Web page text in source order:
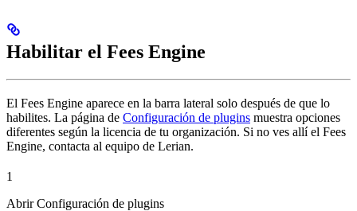
Habilitar el Fees Engine
El Fees Engine aparece en la barra lateral solo después de que lo
habilites. La página de Configuración de plugins muestra opciones
diferentes según la licencia de tu organización. Si no ves allí el Fees
Engine, contacta al equipo de Lerian.
1
Abrir Configuración de plugins